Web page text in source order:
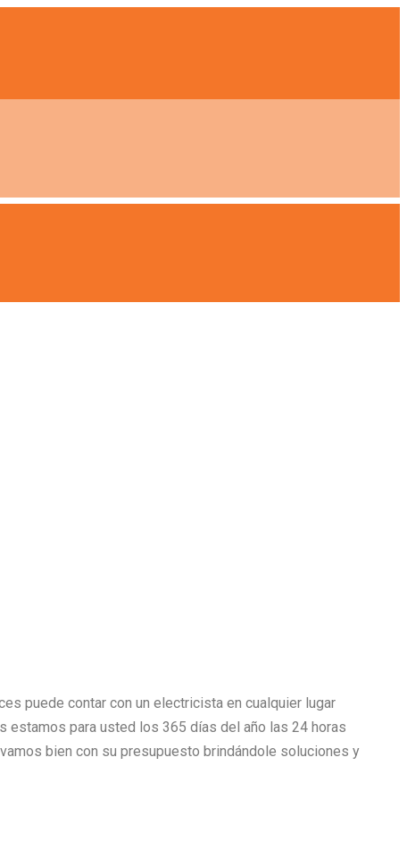
puede contar con un electricista en cualquier lugar
estamos para usted los 365 días del año las 24 horas
bien con su presupuesto brindándole soluciones y